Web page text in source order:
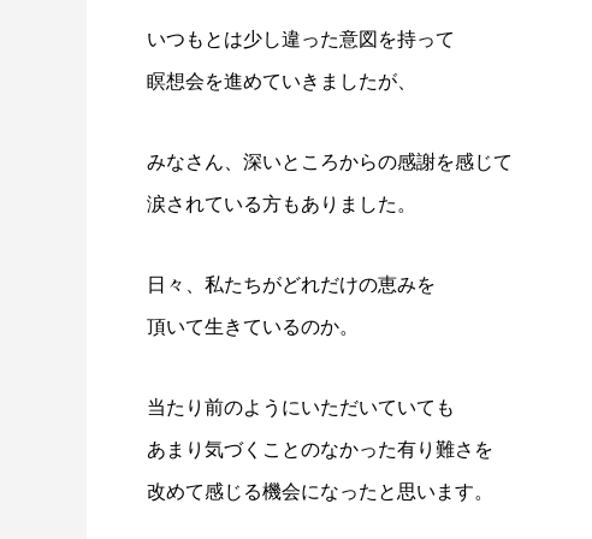
いつもとは少し違った意図を持って
瞑想会を進めていきましたが、
みなさん、深いところからの感謝を感じて
涙されている方もありました。
日々、私たちがどれだけの恵みを
頂いて生きているのか。
当たり前のようにいただいていても
あまり気づくことのなかった有り難さを
改めて感じる機会になったと思います。